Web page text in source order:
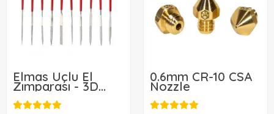
Elmas Uçlu El
Zımparası - 3D
Baskı İçin
Uygundur - 10 Adet
0.6mm CR-10 CSA
Nozzle